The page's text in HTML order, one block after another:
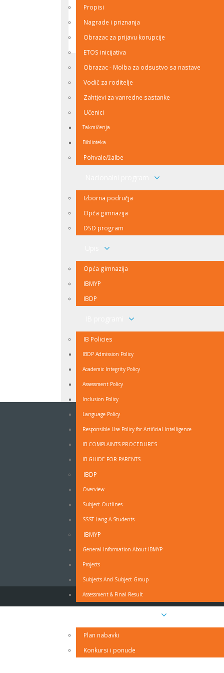
Propisi
Nagrade i priznanja
Obrazac za prijavu korupcije
ETOS inicijativa
Obrazac - Molba za odsustvo sa nastave
Vodič za roditelje
Zahtjevi za vanredne sastanke
Učenici
Takmičenja
Biblioteka
Pohvale/žalbe
Izborna područja
Opća gimnazija
DSD program
Opća gimnazija
IBMYP
IBDP
IB Policies
IBDP Admission Policy
Academic Integrity Policy
Assessment Policy
Inclusion Policy
Language Policy
Responsible Use Policy for Artificial Intelligence
IB COMPLAINTS PROCEDURES
IB GUIDE FOR PARENTS
IBDP
Overview
Subject Outlines
SSST Lang A Students
IBMYP
General Information About IBMYP
Projects
Subjects And Subject Group
Assessment & Final Result
Plan nabavki
Konkursi i ponude
životu i radu.
nazad na vrh
NEWSLETTER
prijavite se na naš Newsletter.
OBRAZAC - MOLBA ZA ODSUSTVO SA
Obrazac - Molba za odsustvo sa nastave - PDF
Obrazac - Molba za odsustvo sa nastave - MS Word
IZJAVA RODITELJA O PRAVDANJU IZOSTANAKA